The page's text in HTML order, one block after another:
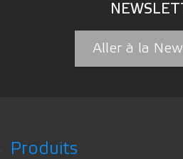
Aller à la
Produits